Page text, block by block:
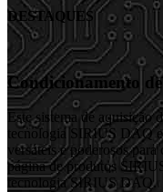
DESTAQUES
Condicionamento
Este sistema de aquisição
tecnologia SIRIUS DAQ e
versáteis e poderosos
página de produtos
tecnologia SIRIUS DAQ.